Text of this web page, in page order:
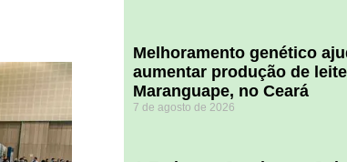
Melhoramento genético
aumentar produção de
Maranguape, no Ceará
7 de agosto de 2026